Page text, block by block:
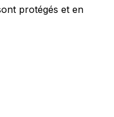
protégés et en